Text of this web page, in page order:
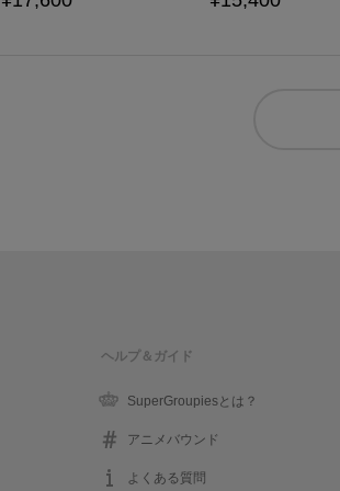
ヘルプ＆ガイド
SuperGroupiesとは？
アニメバウンド
よくある質問